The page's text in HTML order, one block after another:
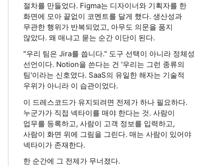
절차를 만들었다. Figma는 디자이너와 기획자를 한
화면에 모아 끝없이 코멘트를 달게 했다. 생산성과
무관한 행위가 반복되었고, 아무도 의문을 품지
않았다. 왜 매냐고 묻는 순간 이단이 된다.
"우리 팀은 Jira를 씁니다." 도구 선택이 아니라 정체성
선언이다. Notion을 쓴다는 건 '우리는 그런 종류의
팀'이라는 신호였다. SaaS의 유일한 해자는 기술적
우위가 아니라 이 습관이었다.
이 드레스코드가 유지되려면 전제가 하나 필요하다.
누군가가 직접 넥타이를 매야 한다는 것. 사람이
업무를 등록하고, 사람이 고객 정보를 입력하고,
사람이 화면 위에 그림을 그린다. 매는 사람이 있어야
넥타이가 존재한다.
한 순간에 그 전제가 무너졌다.